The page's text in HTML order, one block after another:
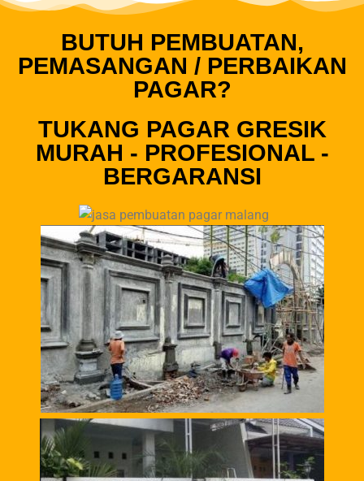
BUTUH PEMBUATAN,
PEMASANGAN / PERBAIKAN
PAGAR?
TUKANG PAGAR GRESIK
MURAH - PROFESIONAL -
BERGARANSI